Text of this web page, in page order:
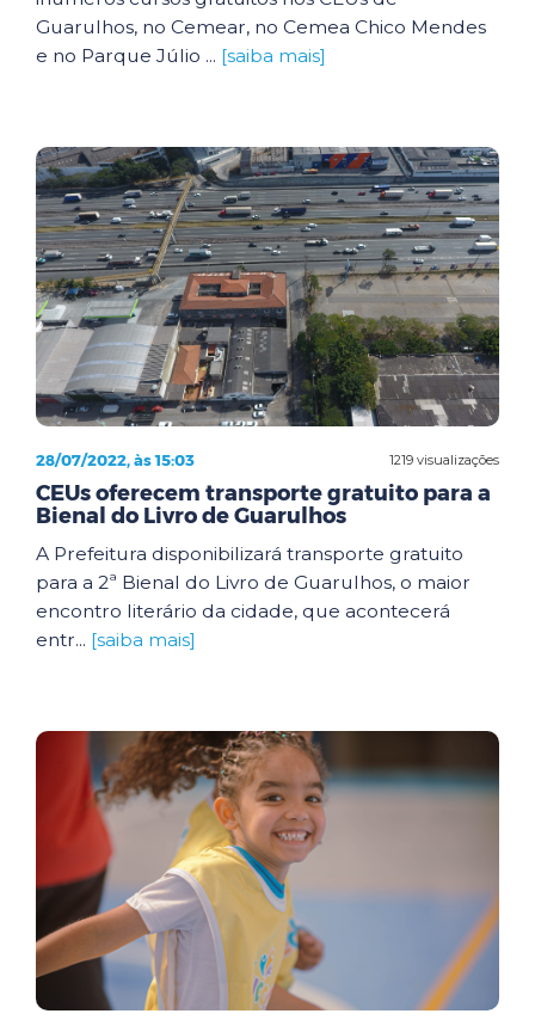
Guarulhos, no Cemear, no Cemea Chico Mendes
e no Parque Júlio ... [saiba mais]
1219 visualizações
28/07/2022, às 15:03
CEUs oferecem transporte gratuito para a
Bienal do Livro de Guarulhos
A Prefeitura disponibilizará transporte gratuito
para a 2ª Bienal do Livro de Guarulhos, o maior
encontro literário da cidade, que acontecerá
entr... [saiba mais]